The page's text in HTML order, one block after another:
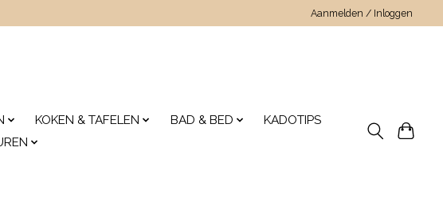
Aanmelden / Inloggen
KOKEN & TAFELEN BAD & BED
KADOTIPS